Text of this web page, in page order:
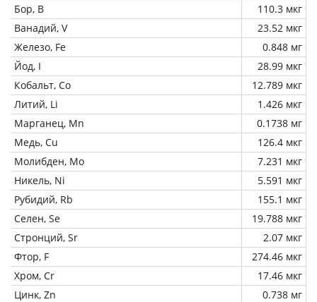
Бор, B
110.3 мкг
Ванадий, V
23.52 мкг
Железо, Fe
0.848 мг
Йод, I
28.99 мкг
Кобальт, Co
12.789 мкг
Литий, Li
1.426 мкг
Марганец, Mn
0.1738 мг
Медь, Cu
126.4 мкг
Молибден, Mo
7.231 мкг
Никель, Ni
5.591 мкг
Рубидий, Rb
155.1 мкг
Селен, Se
19.788 мкг
Стронций, Sr
2.07 мкг
Фтор, F
274.46 мкг
Хром, Cr
17.46 мкг
Цинк, Zn
0.738 мг